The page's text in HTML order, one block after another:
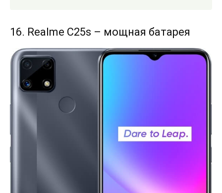
16. Realme C25s – мощная батарея